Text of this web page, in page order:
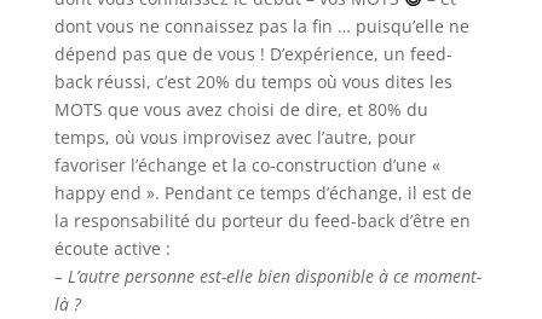
dont vous ne connaissez pas la fin … puisqu’elle ne
dépend pas que de vous ! D’expérience, un feed-
back réussi, c’est 20% du temps où vous dites les
MOTS que vous avez choisi de dire, et 80% du
temps, où vous improvisez avec l’autre, pour
favoriser l’échange et la co-construction d’une «
happy end ». Pendant ce temps d’échange, il est de
la responsabilité du porteur du feed-back d’être en
écoute active :
– L’autre personne est-elle bien disponible à ce moment-
là ?